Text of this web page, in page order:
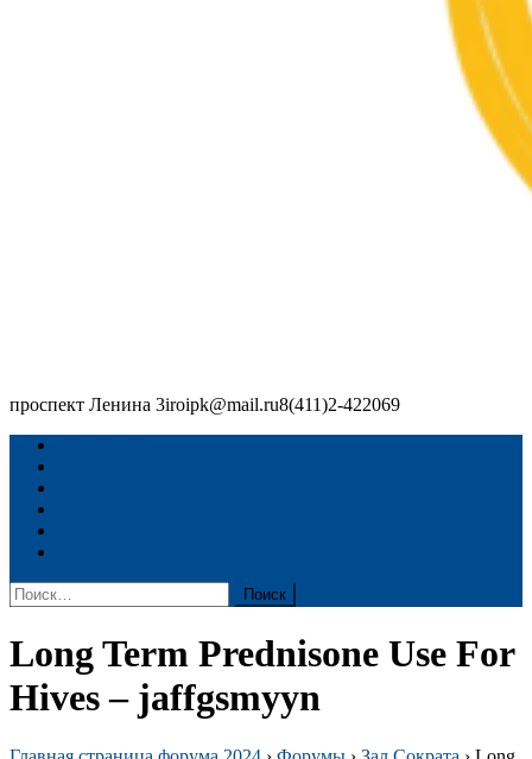
и новые ориентиры"
проспект Ленина 3iroipk@mail.ru8(411)2-422069
Найти:
Long Term Prednisone Use For
Hives – jaffgsmyyn